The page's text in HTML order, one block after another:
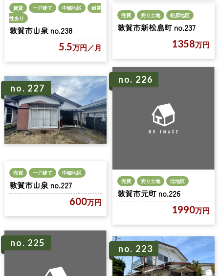
賃貸 一戸建て 中郷地区
耐震
性あり
敦賀市山泉 no.238
5.5万円 ／月
売買 売り土地 松原地区
敦賀市新松島町 no.237
1358万円
no. 227
売買 一戸建て 中郷地区
敦賀市山泉 no.227
600万円
no. 226
売買 売り土地 北地区
敦賀市元町 no.226
1990万円
no. 225
no. 223